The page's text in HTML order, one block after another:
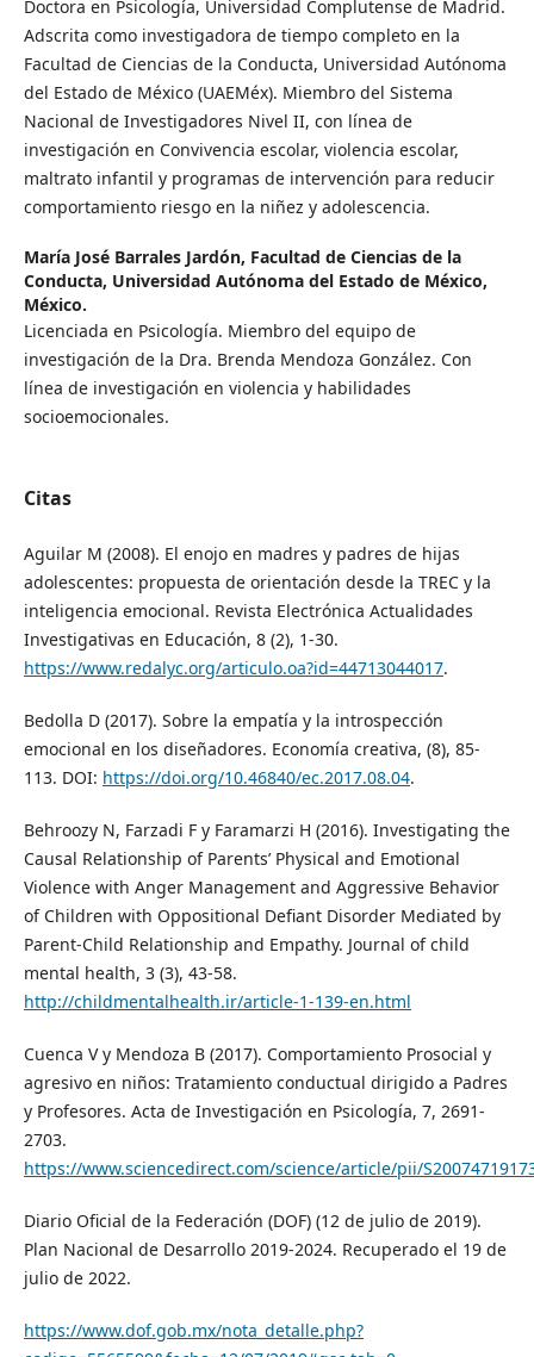
Doctora en Psicología, Universidad Complutense de Madrid.
Adscrita como investigadora de tiempo completo en la
Facultad de Ciencias de la Conducta, Universidad Autónoma
del Estado de México (UAEMéx). Miembro del Sistema
Nacional de Investigadores Nivel II, con línea de
investigación en Convivencia escolar, violencia escolar,
maltrato infantil y programas de intervención para reducir
comportamiento riesgo en la niñez y adolescencia.
María José Barrales Jardón, Facultad de Ciencias de la
Conducta, Universidad Autónoma del Estado de México,
México.
Licenciada en Psicología. Miembro del equipo de
investigación de la Dra. Brenda Mendoza González. Con
línea de investigación en violencia y habilidades
socioemocionales.
Citas
Aguilar M (2008). El enojo en madres y padres de hijas
adolescentes: propuesta de orientación desde la TREC y la
inteligencia emocional. Revista Electrónica Actualidades
Investigativas en Educación, 8 (2), 1-30.
https://www.redalyc.org/articulo.oa?id=44713044017.
Bedolla D (2017). Sobre la empatía y la introspección
emocional en los diseñadores. Economía creativa, (8), 85-
113. DOI: https://doi.org/10.46840/ec.2017.08.04.
Behroozy N, Farzadi F y Faramarzi H (2016). Investigating the
Causal Relationship of Parents’ Physical and Emotional
Violence with Anger Management and Aggressive Behavior
of Children with Oppositional Defiant Disorder Mediated by
Parent-Child Relationship and Empathy. Journal of child
mental health, 3 (3), 43-58.
http://childmentalhealth.ir/article-1-139-en.html
Cuenca V y Mendoza B (2017). Comportamiento Prosocial y
agresivo en niños: Tratamiento conductual dirigido a Padres
y Profesores. Acta de Investigación en Psicología, 7, 2691-
2703.
https://www.sciencedirect.com/science/article/pii/
Diario Oficial de la Federación (DOF) (12 de julio de 2019).
Plan Nacional de Desarrollo 2019-2024. Recuperado el 19 de
julio de 2022.
https://www.dof.gob.mx/nota_detalle.php?